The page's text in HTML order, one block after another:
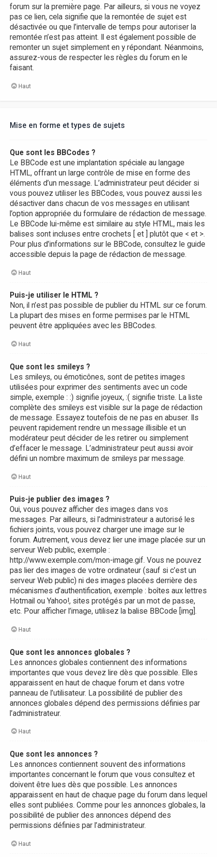
forum sur la première page. Par ailleurs, si vous ne voyez
pas ce lien, cela signifie que la remontée de sujet est
désactivée ou que l’intervalle de temps pour autoriser la
remontée n’est pas atteint. Il est également possible de
remonter un sujet simplement en y répondant. Néanmoins,
assurez-vous de respecter les règles du forum en le
faisant.
Haut
Mise en forme et types de sujets
Que sont les BBCodes ?
Le BBCode est une implantation spéciale au langage
HTML, offrant un large contrôle de mise en forme des
éléments d’un message. L’administrateur peut décider si
vous pouvez utiliser les BBCodes, vous pouvez aussi les
désactiver dans chacun de vos messages en utilisant
l’option appropriée du formulaire de rédaction de message.
Le BBCode lui-même est similaire au style HTML, mais les
balises sont incluses entre crochets [ et ] plutôt que < et >.
Pour plus d’informations sur le BBCode, consultez le guide
accessible depuis la page de rédaction de message.
Haut
Puis-je utiliser le HTML ?
Non, il n’est pas possible de publier du HTML sur ce forum.
La plupart des mises en forme permises par le HTML
peuvent être appliquées avec les BBCodes.
Haut
Que sont les smileys ?
Les smileys, ou émoticônes, sont de petites images
utilisées pour exprimer des sentiments avec un code
simple, exemple : :) signifie joyeux, :( signifie triste. La liste
complète des smileys est visible sur la page de rédaction
de message. Essayez toutefois de ne pas en abuser. Ils
peuvent rapidement rendre un message illisible et un
modérateur peut décider de les retirer ou simplement
d’effacer le message. L’administrateur peut aussi avoir
défini un nombre maximum de smileys par message.
Haut
Puis-je publier des images ?
Oui, vous pouvez afficher des images dans vos
messages. Par ailleurs, si l’administrateur a autorisé les
fichiers joints, vous pouvez charger une image sur le
forum. Autrement, vous devez lier une image placée sur un
serveur Web public, exemple :
http://www.exemple.com/mon-image.gif. Vous ne pouvez
pas lier des images de votre ordinateur (sauf si c’est un
serveur Web public) ni des images placées derrière des
mécanismes d’authentification, exemple : boîtes aux lettres
Hotmail ou Yahoo!, sites protégés par un mot de passe,
etc. Pour afficher l’image, utilisez la balise BBCode [img].
Haut
Que sont les annonces globales ?
Les annonces globales contiennent des informations
importantes que vous devez lire dès que possible. Elles
apparaissent en haut de chaque forum et dans votre
panneau de l’utilisateur. La possibilité de publier des
annonces globales dépend des permissions définies par
l’administrateur.
Haut
Que sont les annonces ?
Les annonces contiennent souvent des informations
importantes concernant le forum que vous consultez et
doivent être lues dès que possible. Les annonces
apparaissent en haut de chaque page du forum dans lequel
elles sont publiées. Comme pour les annonces globales, la
possibilité de publier des annonces dépend des
permissions définies par l’administrateur.
Haut